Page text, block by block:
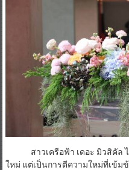
สาวเครือฟ้า เดอะ มิวสิคัล ไม่
ใหม่ แต่เป็นการตีความใหม่ที่เข้